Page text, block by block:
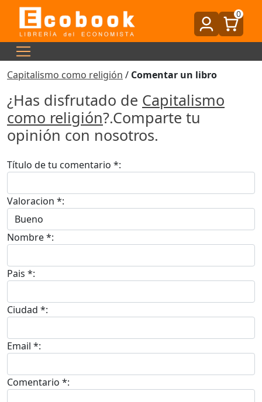
0
Capitalismo como religión / Comentar un libro
¿Has disfrutado de Capitalismo
como religión?.Comparte tu
opinión con nosotros.
Título de tu comentario *:
Valoracion *:
Nombre *:
Pais *:
Ciudad *:
Email *:
Comentario *: